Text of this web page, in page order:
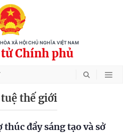
XÃ HỘI CHỦ NGHĨA VIỆT NAM
Chính phủ
thế giới
thúc đẩy sáng tạo và sở